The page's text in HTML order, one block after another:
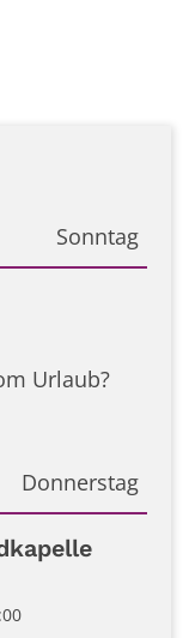
Sonntag
Urlaub?
Donnerstag